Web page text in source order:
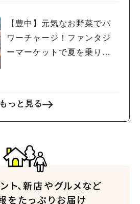
【豊中】元気なお野菜でパ
ワーチャージ！ファンタジ
ーマーケットで夏を乗り切
もっと見る